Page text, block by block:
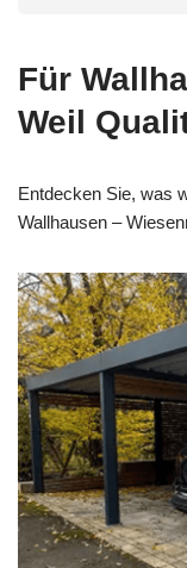
Für
Weil
Entdecken Sie, was
Wallhausen –